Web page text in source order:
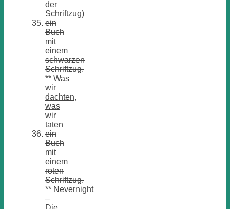
der
Schriftzug)
ein
Buch
mit
einem
schwarzen
Schriftzug.
** Was
wir
dachten,
was
wir
taten
ein
Buch
mit
einem
roten
Schriftzug.
** Nevernight
–